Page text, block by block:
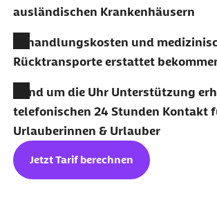
ausländischen Krankenhäusern
Behandlungskosten und
Rücktransporte erstattet
Rund um die Uhr Unterstützung
telefonischen 24 Stunden Kontakt
Urlauberinnen & Urlauber
Jetzt Tarif berechnen